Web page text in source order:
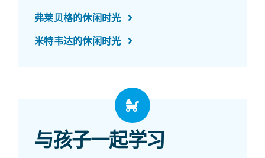
弗莱贝格的休闲时光
米特韦达的休闲时光
与孩子一起学习